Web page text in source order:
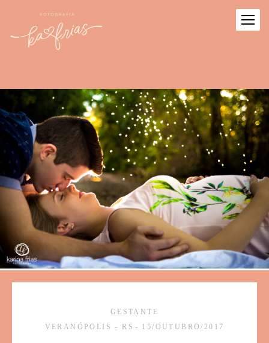
GESTANTE
VERANÓPOLIS - RS
15/OUTUBRO/2017